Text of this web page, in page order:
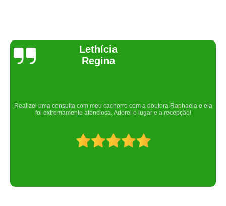
Joelma Lilian
Um lugar maravilhoso. Sempre serei grata pelo que fizeram por nós!